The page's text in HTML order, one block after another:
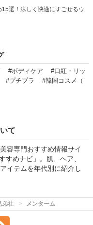
選！涼しく快適にすごせるウ
#ボディケア
#口紅・リッ
#プチプラ
#韓国コスメ（
て
容専門おすすめ情報サイ
すめナビ」。肌、ヘア、
イテムを年代別に紹介し
弟社 メンターム